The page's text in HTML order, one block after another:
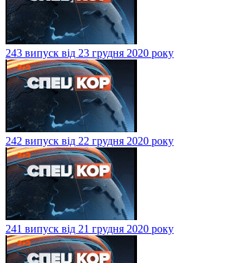
243 випуск від 23 грудня 2020 року
242 випуск від 22 грудня 2020 року
241 випуск від 21 грудня 2020 року